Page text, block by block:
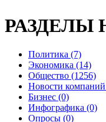
РАЗДЕЛЫ
Политика (7)
Экономика (14)
Общество (1256)
Новости
Бизнес (0)
Инфографика (0)
Опросы (0)